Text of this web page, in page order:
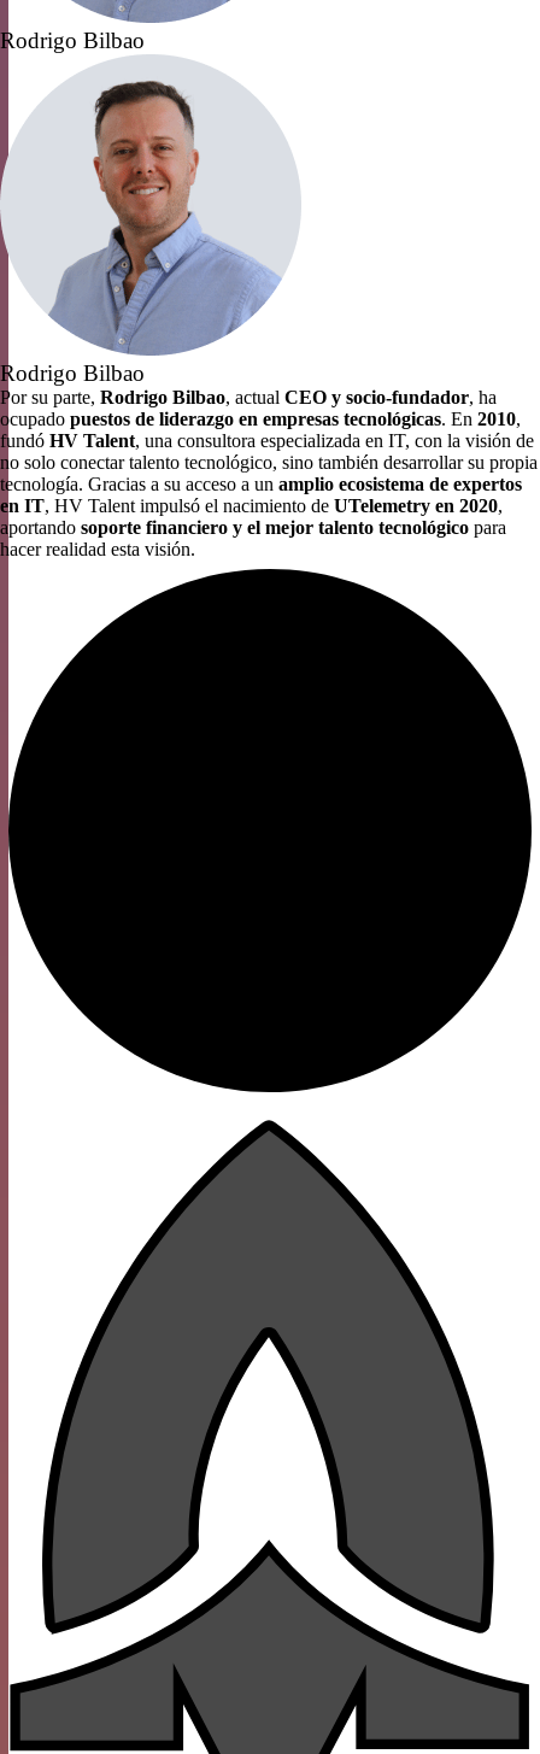
Rodrigo Bilbao
Rodrigo Bilbao
Por su parte, Rodrigo Bilbao, actual CEO y socio-fundador, ha
ocupado puestos de liderazgo en empresas tecnológicas. En 2010,
fundó HV Talent, una consultora especializada en IT, con la visión de
no solo conectar talento tecnológico, sino también desarrollar su propia
tecnología. Gracias a su acceso a un amplio ecosistema de expertos
en IT, HV Talent impulsó el nacimiento de UTelemetry en 2020,
aportando soporte financiero y el mejor talento tecnológico para
hacer realidad esta visión.